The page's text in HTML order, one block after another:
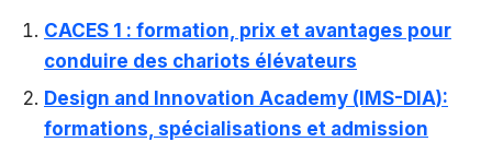
CACES 1 : formation, prix et avantages pour
conduire des chariots élévateurs
Design and Innovation Academy (IMS-DIA):
formations, spécialisations et admission